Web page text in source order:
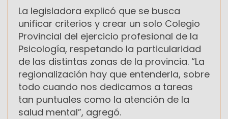
La legisladora explicó que se busca
unificar criterios y crear un solo Colegio
Provincial del ejercicio profesional de la
Psicología, respetando la particularidad
de las distintas zonas de la provincia. “La
regionalización hay que entenderla, sobre
todo cuando nos dedicamos a tareas
tan puntuales como la atención de la
salud mental”, agregó.